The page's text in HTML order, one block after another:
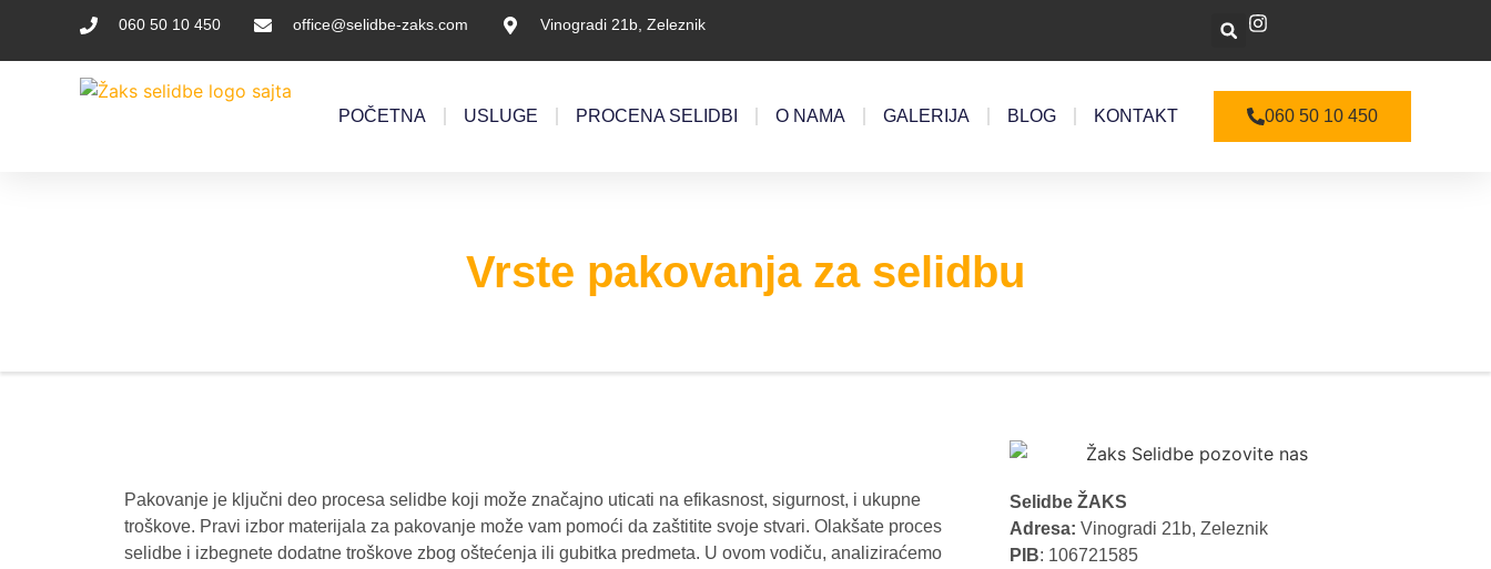
060 50 10 450 office@selidbe-zaks.com Vinogradi 21b, Zeleznik
POČETNA USLUGE PROCENA SELIDBI O NAMA GALERIJA BLOG KONTAKT 060 50 10 450
Vrste pakovanja za selidbu
Pakovanje je ključni deo procesa selidbe koji može značajno uticati na efikasnost, sigurnost, i ukupne
troškove. Pravi izbor materijala za pakovanje može vam pomoći da zaštitite svoje stvari. Olakšate proces
selidbe i izbegnete dodatne troškove zbog oštećenja ili gubitka predmeta. U ovom vodiču, analiziraćemo
Selidbe ŽAKS
Adresa: Vinogradi 21b, Zeleznik
PIB: 106721585